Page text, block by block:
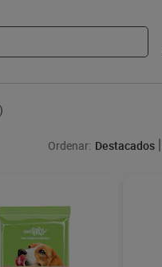
Ordenar: Destacados